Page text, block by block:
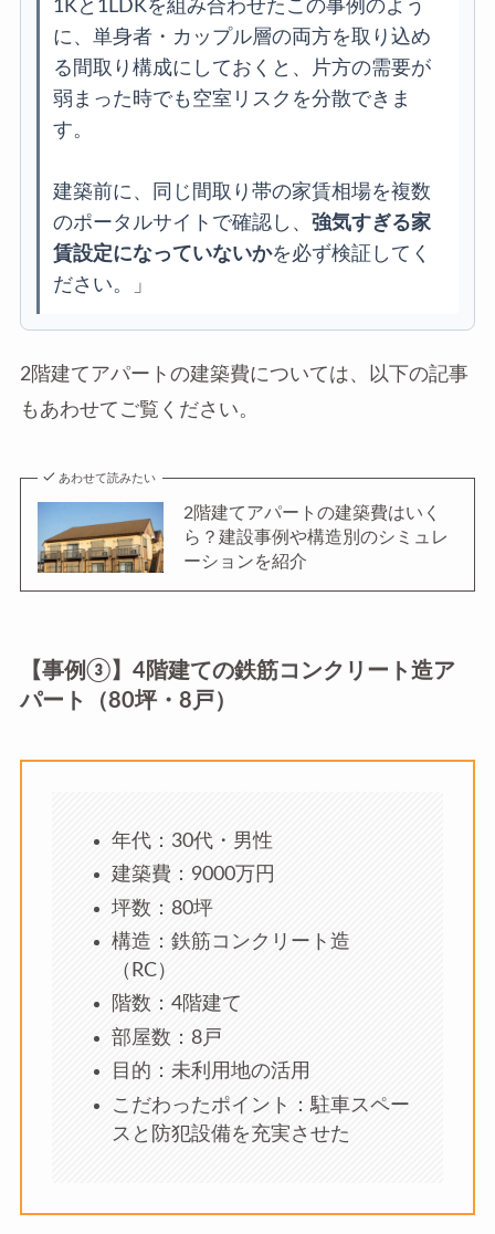
1Kと1LDKを組み合わせたこの事例のよう
に、単身者・カップル層の両方を取り込め
る間取り構成にしておくと、片方の需要が
弱まった時でも空室リスクを分散できま
す。
建築前に、同じ間取り帯の家賃相場を複数
のポータルサイトで確認し、 強気すぎる家
賃設定になっていないかを必ず検証してく
ださい。」
2階建てアパートの建築費については、以下の記事
もあわせてご覧ください。
あわせて読みたい
2階建てアパートの建築費はいく
ら？建設事例や構造別のシミュレ
ーションを紹介
【事例③】4階建ての鉄筋コンクリート造ア
パート（80坪・8戸）
年代：30代・男性
建築費：9000万円
坪数：80坪
構造：鉄筋コンクリート造
（RC）
階数：4階建て
部屋数：8戸
目的：未利用地の活用
こだわったポイント：駐車スペー
スと防犯設備を充実させた